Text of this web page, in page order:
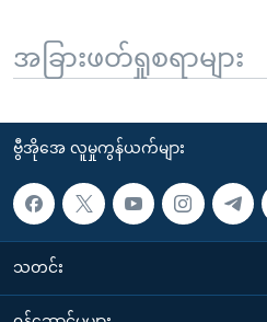
အခြားဖတ်ရှုစရာများ
ဗွီအိုအေ လူမှုကွန်ယက်များ
သတင်း